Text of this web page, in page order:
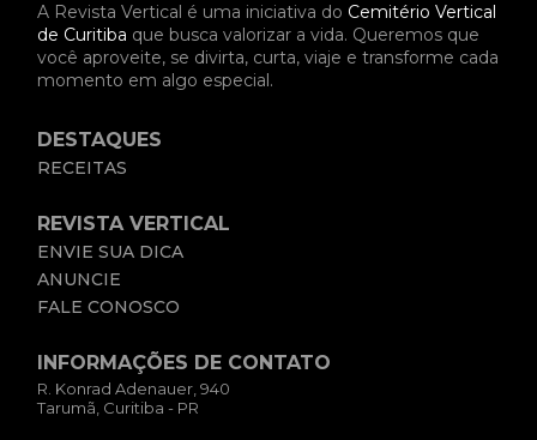
A Revista Vertical é uma iniciativa do Cemitério Vertical
de Curitiba que busca valorizar a vida. Queremos que
você aproveite, se divirta, curta, viaje e transforme cada
momento em algo especial.
DESTAQUES
RECEITAS
REVISTA VERTICAL
ENVIE SUA DICA
ANUNCIE
FALE CONOSCO
INFORMAÇÕES DE CONTATO
R. Konrad Adenauer, 940
Tarumã, Curitiba - PR